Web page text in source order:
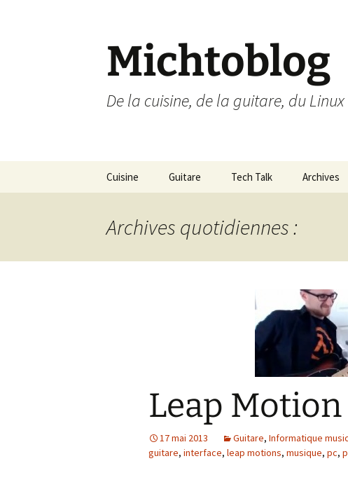
Michtoblog
De la cuisine, de la guitare, du Linux
Cuisine
catégories
Guitare
Enregistrements
Tech Talk Archives
Archives quotidiennes :
Leap
17 mai 2013 Guitare, Informatique
guitare, interface, leap motions, musique, pc,